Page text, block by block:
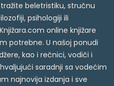
beletristiku, stručnu
psihologiji ili
online knjižare
potrebne. U našoj ponudi
kao i rečnici, vodiči i
saradnji sa vodećim
najnovija izdanja i sve